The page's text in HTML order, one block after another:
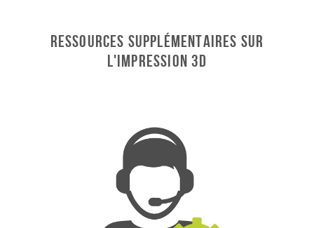
Ressources supplémentaires sur
l'impression 3D